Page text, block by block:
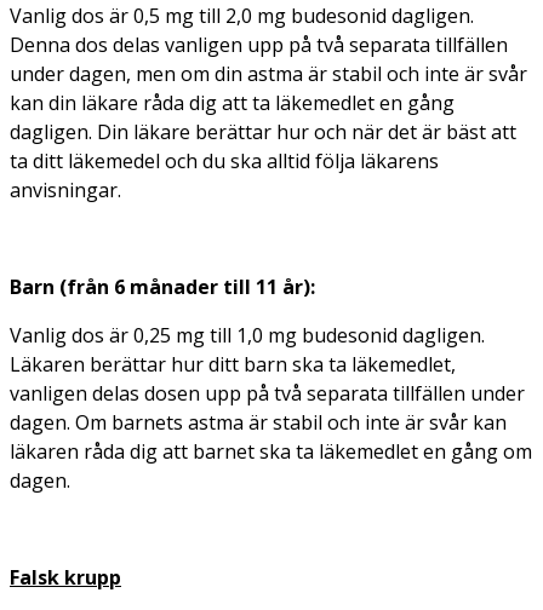
Vanlig dos är 0,5 mg till 2,0 mg budesonid dagligen.
Denna dos delas vanligen upp på två separata tillfällen
under dagen, men om din astma är stabil och inte är svår
kan din läkare råda dig att ta läkemedlet en gång
dagligen. Din läkare berättar hur och när det är bäst att
ta ditt läkemedel och du ska alltid följa läkarens
anvisningar.
Barn (från 6 månader till 11 år):
Vanlig dos är 0,25 mg till 1,0 mg budesonid dagligen.
Läkaren berättar hur ditt barn ska ta läkemedlet,
vanligen delas dosen upp på två separata tillfällen under
dagen. Om barnets astma är stabil och inte är svår kan
läkaren råda dig att barnet ska ta läkemedlet en gång om
dagen.
Falsk krupp